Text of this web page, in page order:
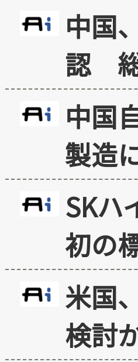
中国
認 総
中国
製造
SKハ
初の
米国
検討